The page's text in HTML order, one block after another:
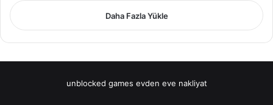
Daha Fazla Yükle
unblocked games evden eve nakliyat